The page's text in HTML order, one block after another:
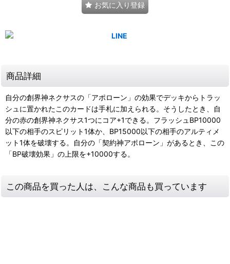
お気に入り登録
商品詳細
自分の創界神ネクサスの「アポローン」の効果でデッキからトラッ
シュに置かれたこのカードは手札に加えられる。そうしたとき、自
分の赤の創界神ネクサス1つにコア+1できる。フラッシュBP10000
以下の相手のスピリット1体か、BP15000以下の相手のアルティメ
ット1体を破壊する。自分の「契約神アポローン」があるとき、この
「BP破壊効果」の上限を+10000する。
この商品を買った人は、こんな商品も買っています